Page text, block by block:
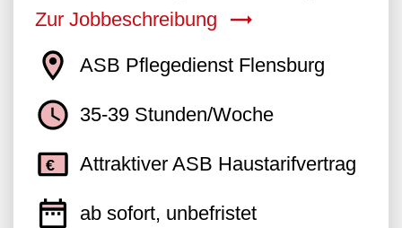
Zur Jobbeschreibung
ASB Pflegedienst Flensburg
35-39 Stunden/Woche
Attraktiver ASB Haustarifvertrag
ab sofort, unbefristet